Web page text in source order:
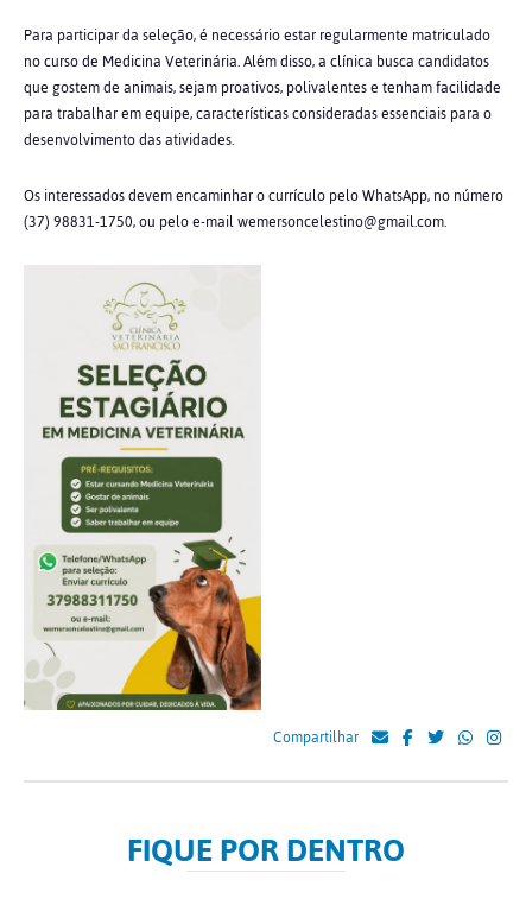
Para participar da seleção, é necessário estar regularmente matriculado
no curso de Medicina Veterinária. Além disso, a clínica busca candidatos
que gostem de animais, sejam proativos, polivalentes e tenham facilidade
para trabalhar em equipe, características consideradas essenciais para o
desenvolvimento das atividades.
Os interessados devem encaminhar o currículo pelo WhatsApp, no número
(37) 98831-1750, ou pelo e-mail wemersoncelestino@gmail.com.
Compartilhar
FIQUE POR DENTRO